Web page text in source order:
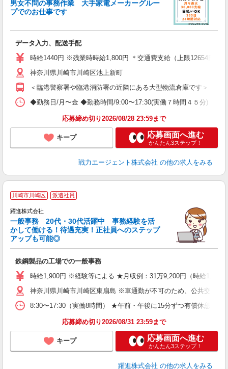
男女不問の事務作業 大手家電メーカーグルー
プでのお仕事です
データ入力、配送手配
時給1440円 ※残業時時給1,800円 ＊交通費支給（上限12654円/月
神奈川県川崎市川崎区池上新町
＜臨港警察署や臨港消防署の近隣にある大型物流倉庫です＞ ・
◆勤務日/月〜金 ◆勤務時間/9:00〜17:30(実働７時間４５分) ＊休
応募締め切り2026/08/28 23:59まで
キープ 応募画面へ進む
かんたん3ステップ！
戦力エージェント株式会社 の他の求人をみる
川崎市川崎区 派遣社員
躍進株式会社
一般事務 20代・30代活躍中 事務経験を活
かして働ける！待遇充実！正社員へのステップ
アップも可能◎
鉄鋼製品の工場での一般事務
時給1,900円 ※経験等による ★月収例：31万9,200円（時給1,900
神奈川県川崎市川崎区東扇島 ※車通勤が不可のため、公共交通機
8:30〜17:30（実働8時間） ★午前・午後に15分ずつ有償休憩あり
応募締め切り2026/08/31 23:59まで
キープ 応募画面へ進む
かんたん3ステップ！
躍進株式会社 の他の求人をみる